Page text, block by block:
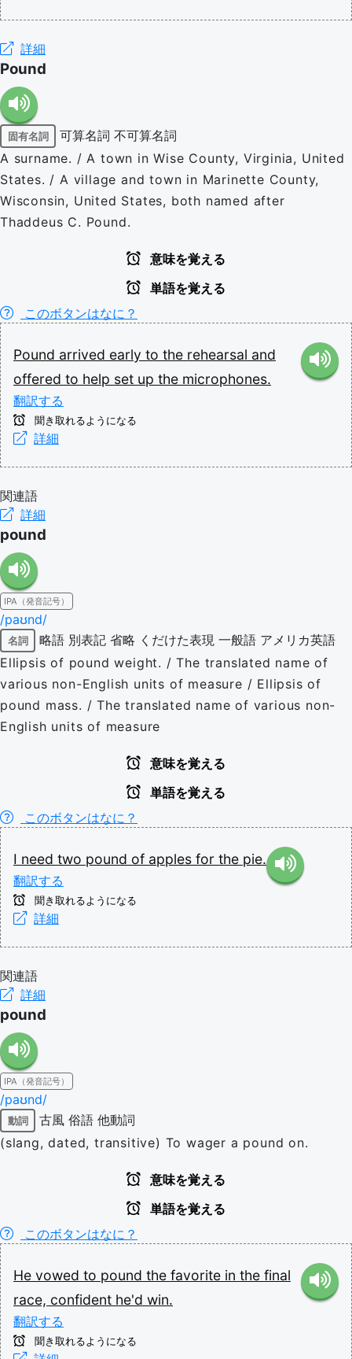
詳細
Pound
固有名詞 可算名詞 不可算名詞
A surname. / A town in Wise County, Virginia, United
States. / A village and town in Marinette County,
Wisconsin, United States, both named after
Thaddeus C. Pound.
意味を覚える
単語を覚える
このボタンはなに？
Pound arrived early to the rehearsal and
offered to help set up the microphones.
翻訳する
聞き取れるようになる
詳細
関連語
詳細
pound
IPA（発音記号）
/paʊnd/
名詞 略語 別表記 省略 くだけた表現 一般語 アメリカ英語
Ellipsis of pound weight. / The translated name of
various non-English units of measure / Ellipsis of
pound mass. / The translated name of various non-
English units of measure
意味を覚える
単語を覚える
このボタンはなに？
I need two pound of apples for the pie.
翻訳する
聞き取れるようになる
詳細
関連語
詳細
pound
IPA（発音記号）
/paʊnd/
動詞 古風 俗語 他動詞
(slang, dated, transitive) To wager a pound on.
意味を覚える
単語を覚える
このボタンはなに？
He vowed to pound the favorite in the final
race, confident he'd win.
翻訳する
聞き取れるようになる